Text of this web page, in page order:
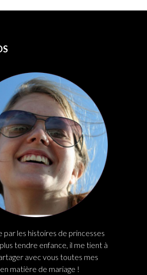
par les histoires de princesses
tendre enfance, il me tient à
avec vous toutes mes
matière de mariage !